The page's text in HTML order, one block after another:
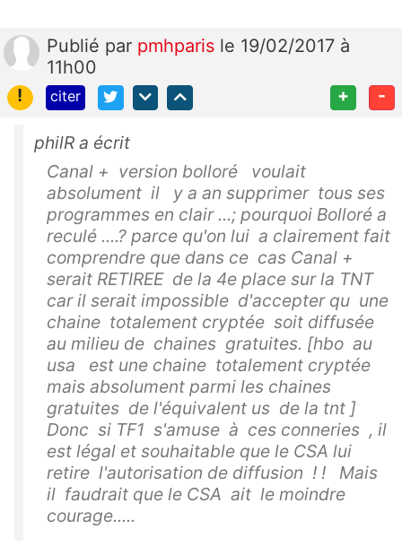
Publié par pmhparis le 19/02/2017 à
11h00
!
citer + -
philR a écrit
Canal + version bolloré voulait
absolument il y a an supprimer tous ses
programmes en clair ...; pourquoi Bolloré a
reculé ....? parce qu'on lui a clairement fait
comprendre que dans ce cas Canal +
serait RETIREE de la 4e place sur la TNT
car il serait impossible d'accepter qu une
chaine totalement cryptée soit diffusée
au milieu de chaines gratuites. [hbo au
usa est une chaine totalement cryptée
mais absolument parmi les chaines
gratuites de l'équivalent us de la tnt ]
Donc si TF1 s'amuse à ces conneries , il
est légal et souhaitable que le CSA lui
retire l'autorisation de diffusion ! ! Mais
il faudrait que le CSA ait le moindre
courage.....